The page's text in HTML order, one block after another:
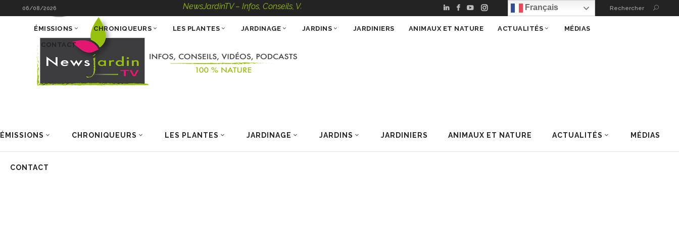
06/08/2026 NewsJardinTV – Infos, Conseils, Vidéos, Podcasts – 100 % Nature Français Rechercher
ÉMISSIONS CHRONIQUEURS LES PLANTES JARDINAGE JARDINS JARDINIERS ANIMAUX ET NATURE ACTUALITÉS MÉDIAS
CONTACT
ÉMISSIONS CHRONIQUEURS LES PLANTES JARDINAGE JARDINS JARDINIERS ANIMAUX ET NATURE ACTUALITÉS MÉDIAS
CONTACT